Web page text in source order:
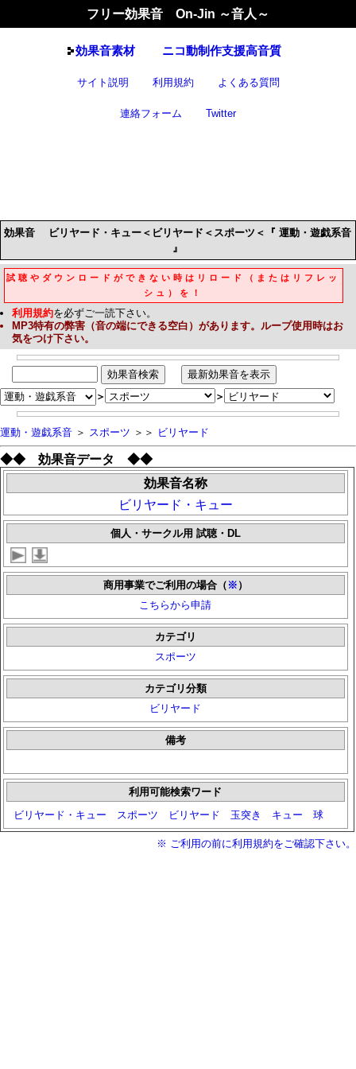
フリー効果音 On-Jin ～音人～
効果音素材 ニコ動制作支援高音質
サイト説明 利用規約 よくある質問
連絡フォーム Twitter
効果音 ビリヤード・キュー＜ビリヤード＜スポーツ＜『 運動・遊戯系音
』
試聴やダウンロードができない時はリロード（またはリフレッ
シュ）を！
利用規約を必ずご一読下さい。
MP3特有の弊害（音の端にできる空白）があります。ループ使用時はお
気をつけ下さい。
＞ ＞
運動・遊戯系音 ＞ スポーツ ＞＞ ビリヤード
◆◆ 効果音データ ◆◆
効果音名称
ビリヤード・キュー
個人・サークル用 試聴・DL
商用事業でご利用の場合（ ※ ）
こちらから申請
カテゴリ
スポーツ
カテゴリ分類
ビリヤード
備考
利用可能検索ワード
ビリヤード・キュー
スポーツ ビリヤード 玉突き キュー 球
※ ご利用の前に利用規約をご確認下さい。